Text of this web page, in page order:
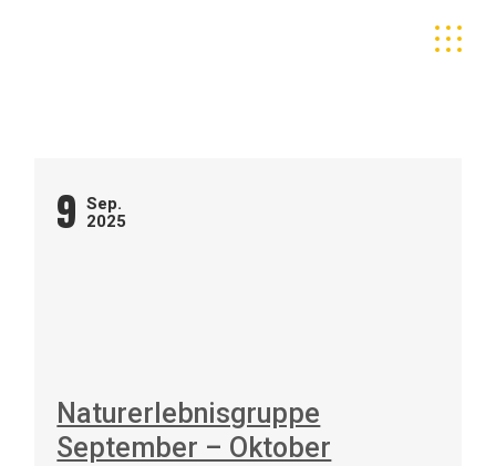
9 Sep.
2025
Naturerlebnisgruppe
September – Oktober